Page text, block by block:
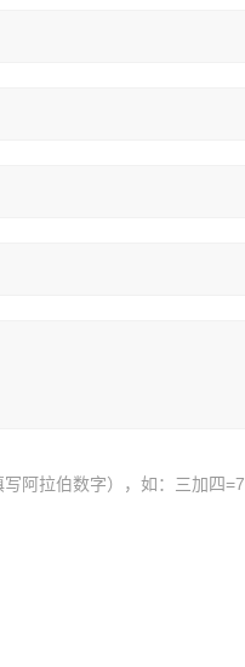
阿拉伯数字），如：三加四=7